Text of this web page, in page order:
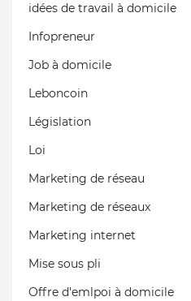
idées de travail à domicile
Infopreneur
Job à domicile
Leboncoin
Législation
Loi
Marketing de réseau
Marketing de réseaux
Marketing internet
Mise sous pli
Offre d'emlpoi à domicile